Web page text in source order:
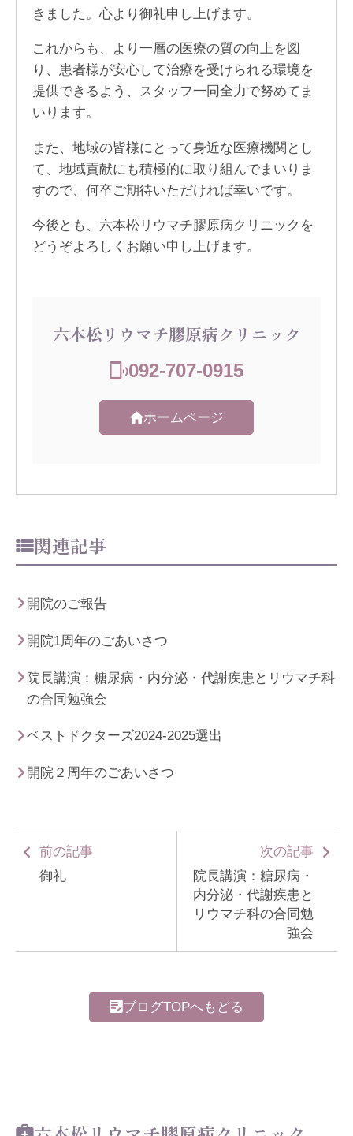
きました。心より御礼申し上げます。
これからも、より一層の医療の質の向上を図
り、患者様が安心して治療を受けられる環境を
提供できるよう、スタッフ一同全力で努めてま
いります。
また、地域の皆様にとって身近な医療機関とし
て、地域貢献にも積極的に取り組んでまいりま
すので、何卒ご期待いただければ幸いです。
今後とも、六本松リウマチ膠原病クリニックを
どうぞよろしくお願い申し上げます。
六本松リウマチ膠原病クリニック
092-707-0915
ホームページ
関連記事
開院のご報告
開院1周年のごあいさつ
院長講演：糖尿病・内分泌・代謝疾患とリウマチ科
の合同勉強会
ベストドクターズ2024-2025選出
開院２周年のごあいさつ
前の記事
御礼
次の記事
院長講演：糖尿病・
内分泌・代謝疾患と
リウマチ科の合同勉
強会
ブログTOPへもどる